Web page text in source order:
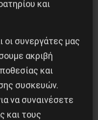
αντι-
και
οι συνεργάτες μας
ακριβή
και
συσκευών.
να συναινέσετε
και τους